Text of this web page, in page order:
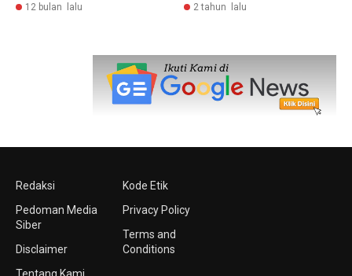
12 bulan lalu 2 tahun lalu
Redaksi
Pedoman Media
Siber
Disclaimer
Kode Etik
Privacy Policy
Terms and
Conditions